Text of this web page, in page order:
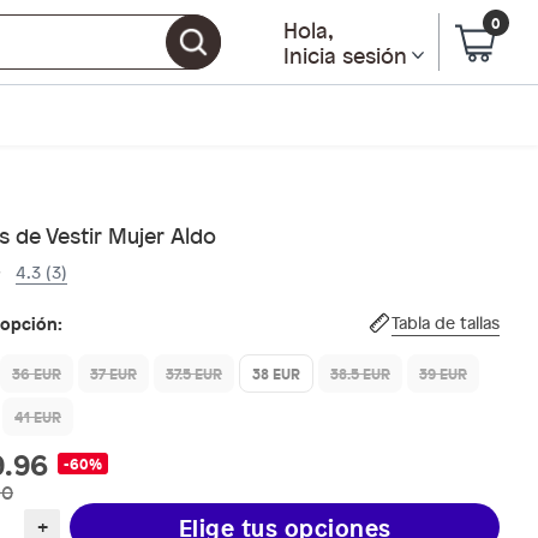
Hola,
Inicia sesión
0
de Vestir Mujer Aldo
4.3 (3)
Tabla de tallas
36 EUR 37 EUR 37.5 EUR 38 EUR 38.5 EUR
39 EUR
41 EUR
-60%
+ Elige tus opciones